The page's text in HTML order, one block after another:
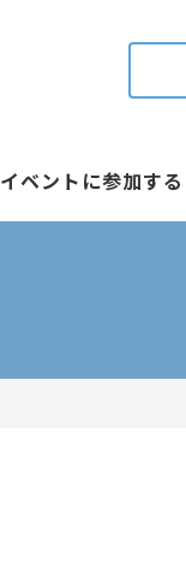
イベントに参加する